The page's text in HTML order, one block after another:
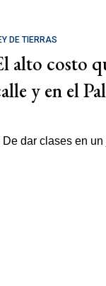
DE TIERRAS
alto costo
y en el